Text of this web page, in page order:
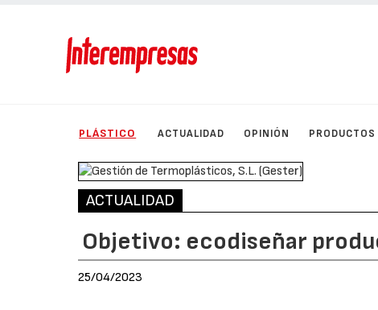
PLÁSTICO ACTUALIDAD OPINIÓN PRODUCTOS
ACTUALIDAD
Objetivo: ecodiseñar
25/04/2023